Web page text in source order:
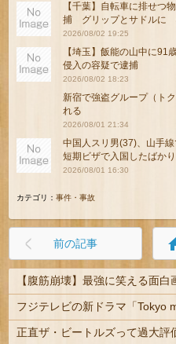
【千葉】自転車に排せつ
捕 グリップとサドルに
2026/08/02 19:25
【埼玉】飯能の山中に91
侵入の容疑で逮捕
2026/08/02 18:23
新宿で強盗グループ（ト
れる
2026/08/01 21:34
中国人スリ男(37)、山手
短期ビザで入国したばかり
2026/08/01 16:30
カテゴリ：事件・事故
前の記事
正直ザ・ビートルズって過大評